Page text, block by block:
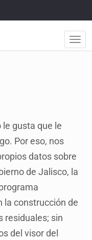
le gusta que le
Por eso, nos
datos sobre
de Jalisco, la
la construcción de
residuales; sin
del visor del